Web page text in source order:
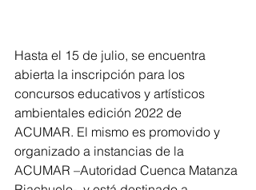
Hasta el 15 de julio, se encuentra
abierta la inscripción para los
concursos educativos y artísticos
ambientales edición 2022 de
ACUMAR. El mismo es promovido y
organizado a instancias de la
ACUMAR –Autoridad Cuenca Matanza